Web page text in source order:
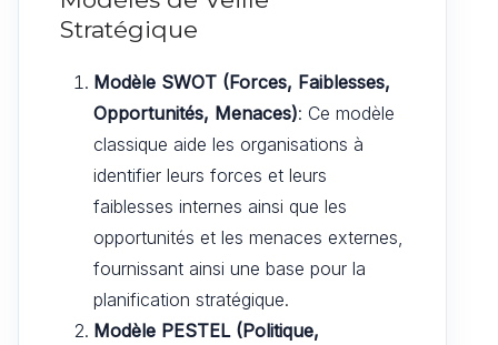
Stratégique
Modèle SWOT (Forces, Faiblesses,
Opportunités, Menaces): Ce modèle
classique aide les organisations à
identifier leurs forces et leurs
faiblesses internes ainsi que les
opportunités et les menaces externes,
fournissant ainsi une base pour la
planification stratégique.
Modèle PESTEL (Politique,